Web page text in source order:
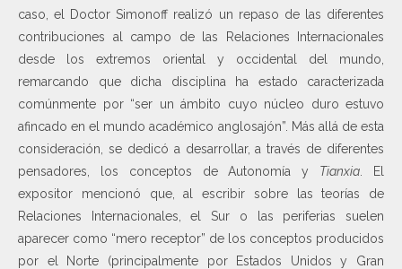
caso, el Doctor Simonoff realizó un repaso de las diferentes
contribuciones al campo de las Relaciones Internacionales
desde los extremos oriental y occidental del mundo,
remarcando que dicha disciplina ha estado caracterizada
comúnmente por “ser un ámbito cuyo núcleo duro estuvo
afincado en el mundo académico anglosajón”. Más allá de esta
consideración, se dedicó a desarrollar, a través de diferentes
pensadores, los conceptos de Autonomía y Tianxia . El
expositor mencionó que, al escribir sobre las teorías de
Relaciones Internacionales, el Sur o las periferias suelen
aparecer como “mero receptor” de los conceptos producidos
por el Norte (principalmente por Estados Unidos y Gran